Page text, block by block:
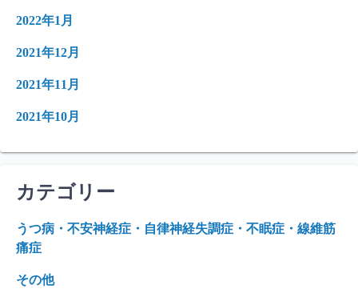
2022年1月
2021年12月
2021年11月
2021年10月
カテゴリー
うつ病・不安神経症・自律神経失調症・不眠症・線維筋
痛症
その他